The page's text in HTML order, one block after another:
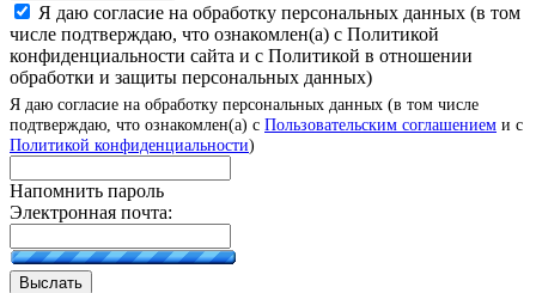
Я даю согласие на обработку персональных данных (в том
числе подтверждаю, что ознакомлен(а) с Политикой
конфиденциальности сайта и с Политикой в отношении
обработки и защиты персональных данных)
Я даю согласие на обработку персональных данных (в том числе
подтверждаю, что ознакомлен(а) с Пользовательским соглашением и с
Политикой конфиденциальности)
Напомнить пароль
Электронная почта:
Выслать